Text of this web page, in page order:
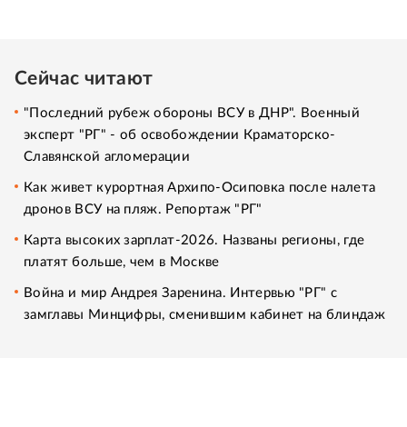
Сейчас читают
"Последний рубеж обороны ВСУ в ДНР". Военный
эксперт "РГ" - об освобождении Краматорско-
Славянской агломерации
Как живет курортная Архипо-Осиповка после налета
дронов ВСУ на пляж. Репортаж "РГ"
Карта высоких зарплат-2026. Названы регионы, где
платят больше, чем в Москве
Война и мир Андрея Заренина. Интервью "РГ" с
замглавы Минцифры, сменившим кабинет на блиндаж